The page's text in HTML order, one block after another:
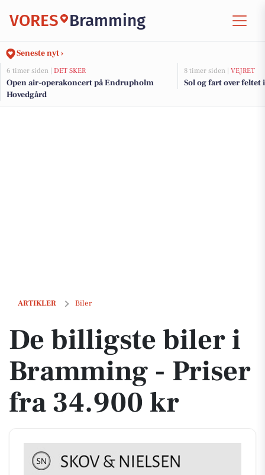
VORES Bramming
Seneste nyt ›
6 timer siden | DET SKER
Open air-operakoncert på Endrupholm
Hovedgård
8 timer siden | VEJRET
Sol og fart over feltet
ARTIKLER Biler
De billigste biler i Bramming - Priser fra 34.900 kr
De billigste biler i
Bramming - Priser
fra 34.900 kr